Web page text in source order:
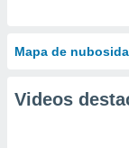
Mapa de
Videos